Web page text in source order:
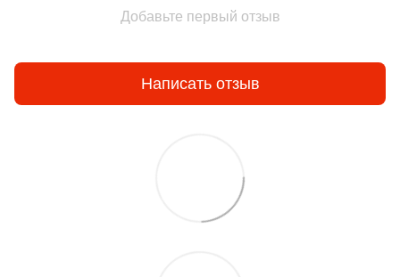
Добавьте первый отзыв
Написать отзыв